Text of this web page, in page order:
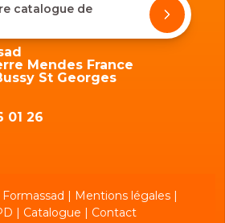
catalogue de
Mendes France
St Georges
01 26
| Mentions légales|
| Catalogue | Contact